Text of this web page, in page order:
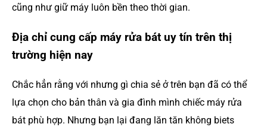
cũng như giữ máy luôn bền theo thời gian.
Địa chỉ cung cấp máy rửa bát uy tín trên thị
trường hiện nay
Chắc hẳn rằng với nhưng gì chia sẻ ở trên bạn đã có thể
lựa chọn cho bản thân và gia đình mình chiếc máy rửa
bát phù hợp. Nhưng bạn lại đang lăn tăn không biets